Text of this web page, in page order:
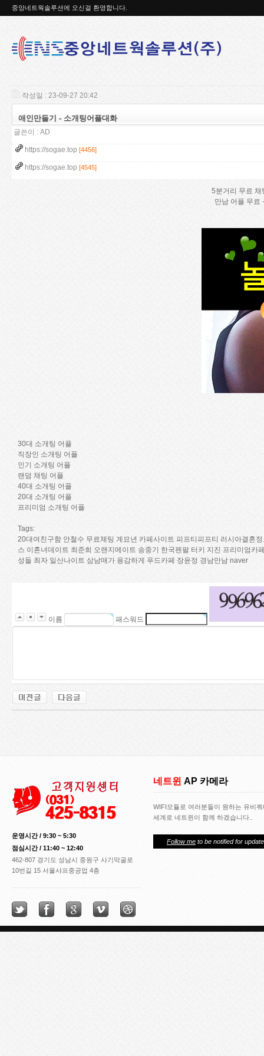
중앙네트웍솔루션에 오신걸 환영합니다.
작성일 : 23-09-27 20:42
애인만들기 - 소개팅어플대화
글쓴이 : AD
https://sogae.top [4456]
https://sogae.top [4545]
5분거리 무료 채
만남 어플 무료
30대 소개팅 어플
직장인 소개팅 어플
인기 소개팅 어플
랜덤 채팅 어플
40대 소개팅 어플
20대 소개팅 어플
프리미엄 소개팅 어플
Tags:
2­0­대­여­친­구­함 안철수 무료체팅 계묘년 카­페­사­이­트 피프티피프티 러시아결혼
스 이혼녀데이트 최준희 오랜지메이트 송중기 한­국­펜­팔 터키 지진 프­리­미­엄­카­
성­들 최자 일­산­나­이­트 삼남매가 용감하게 푸­드­카­페 장윤정 경­남­만­남 naver
이름 패스워드
운영시간 / 9:30 ~ 5:30
점심시간 / 11:40 ~ 12:40
462-807 경기도 성남시 중원구 사기막골로
10번길 15 서울샤프중공업 4층
네트윈 AP 카메라
WIFI모듈로 여러분들이 원하는 유비
세계로 네트윈이 함께 하겠습니다..
Follow me to be notified for